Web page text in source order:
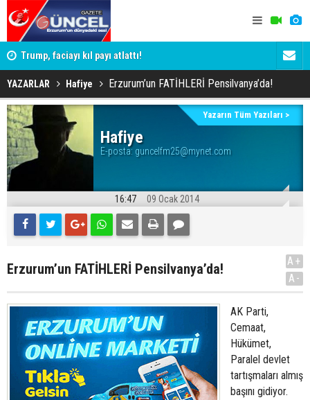
3 Trump, faciayı kıl payı atlattı!
Yargıtay
YAZARLAR Hafiye Erzurum’un FATİHLERİ Pensilvanya’da!
Hafiye
E-posta: guncelfm25@mynet.com
Yazarın Tüm Yazıları >
16:47 09 Ocak 2014
Erzurum’un FATİHLERİ Pensilvanya’da!
A+
A-
AK Parti,
Cemaat,
Hükümet,
Paralel devlet
tartışmaları almış
başını gidiyor.